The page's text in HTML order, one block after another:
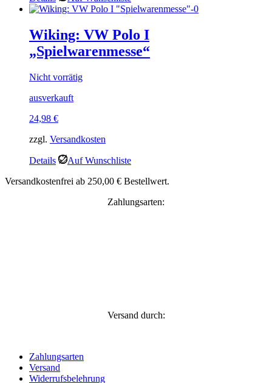
Wiking: VW Polo I
„Spielwarenmesse“
Nicht vorrätig
ausverkauft
24,98 €
zzgl. Versandkosten
Details
Auf Wunschliste
Versandkostenfrei ab 250,00 € Bestellwert.
Zahlungsarten:
Versand durch:
Zahlungsarten
Versand
Widerrufsbelehrung